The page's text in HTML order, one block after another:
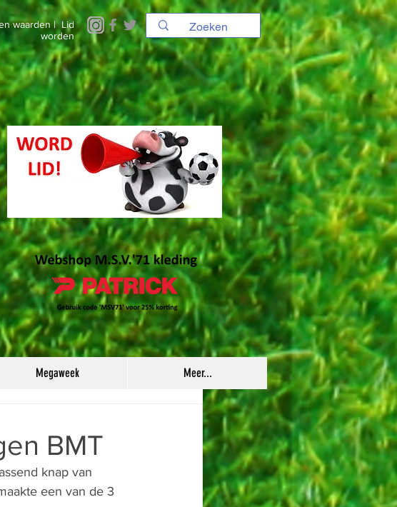
waarden|Lid
worden
Megaweek Meer...
BMT
knap van
een van de 3